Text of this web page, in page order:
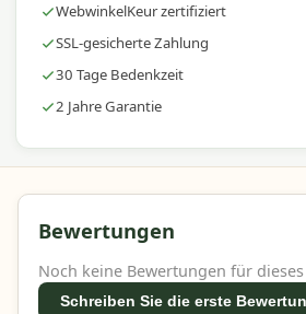
WebwinkelKeur zertifiziert
SSL-gesicherte Zahlung
30 Tage Bedenkzeit
2 Jahre Garantie
Bewertungen
Noch keine Bewertungen für
Schreiben Sie die erste